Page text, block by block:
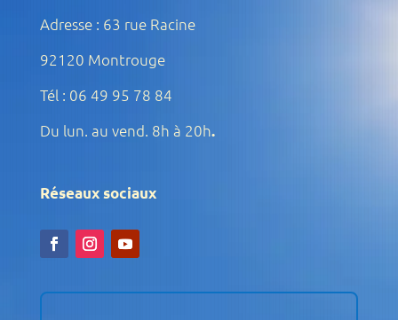
Adresse : 63 rue Racine
92120 Montrouge
Tél : 06 49 95 78 84
Du lun. au vend. 8h à 20h.
Réseaux sociaux